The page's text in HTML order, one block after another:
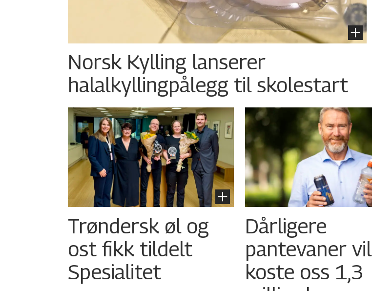
Norsk Kylling lanserer
halalkylling­pålegg til skolestart
Trøndersk øl og
ost fikk tildelt
Spesialitet
Dårligere
pantevaner vil
koste oss 1,3